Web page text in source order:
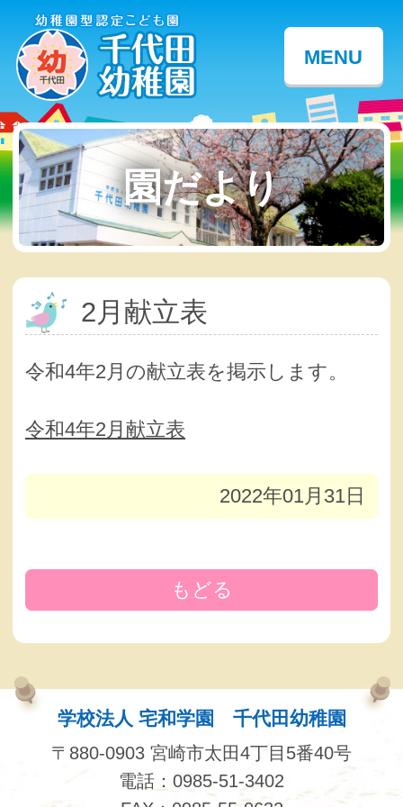
MENU
園だより
2月献立表
令和4年2月の献立表を掲示します。
令和4年2月献立表
2022年01月31日
もどる
学校法人 宅和学園 千代田幼稚園
〒880-0903 宮崎市太田4丁目5番40号
電話：0985-51-3402